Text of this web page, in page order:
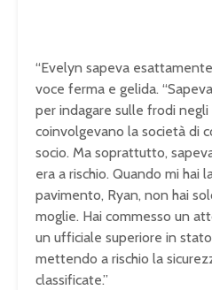
“Evelyn sapeva
voce ferma e gelida.
per indagare sulle frodi
coinvolgevano la società di
socio. Ma soprattutto,
era a rischio. Quando mi hai
pavimento, Ryan, non hai
moglie. Hai commesso un
un ufficiale superiore in
mettendo a rischio la
classificate.”